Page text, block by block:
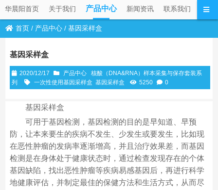
华晨阳首页 关于我们 产品中心 新闻资讯 联系我们
首页 / 产品中心 /基因采样盒
基因采样盒
2020/12/17 产品中心
核酸（DNA&RNA）样本采集与保存套装系
列
一次性使用基因采样盒 基因采样盒 5250 0
基因采样盒
可用于基因检测，基因检测的目的是早知道、早预
防，让本来要生的疾病不发生、少发生或要发生，比如现
在恶性肿瘤的发病率逐渐增高，并且治疗效果差，而基因
检测是在身体处于健康状态时，通过检查发现存在的个体
基因缺陷，找出恶性肿瘤等疾病易感基因后，再进行科学
地健康评估，并制定最佳的保健方法和生活方式，从而尽